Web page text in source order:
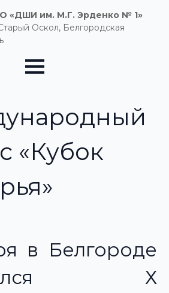
«ДШИ им. М.Г. Эрденко № 1»
Оскол, Белгородская
«Кубок
в Белгороде
Х